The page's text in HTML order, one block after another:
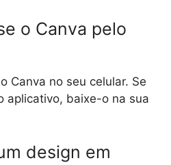
o Canva pelo
Canva no seu celular. Se
aplicativo, baixe-o na sua
design em